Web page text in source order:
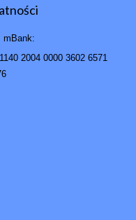
mBank:
2004 0000 3602 6571